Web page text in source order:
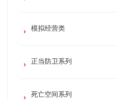
模拟经营类
正当防卫系列
死亡空间系列